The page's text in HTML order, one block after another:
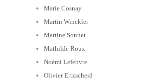
Marie Cosnay
Martin Winckler
Martine Sonnet
Mathilde Roux
Noémi Lefebvre
Olivier Ertzscheid